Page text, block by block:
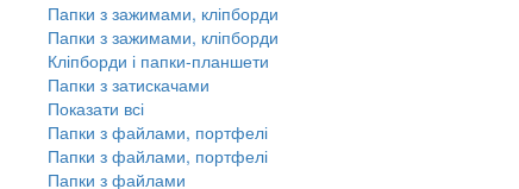
Папки з зажимами, кліпборди
Папки з зажимами, кліпборди
Кліпборди і папки-планшети
Папки з затискачами
Показати всі
Папки з файлами, портфелі
Папки з файлами, портфелі
Папки з файлами